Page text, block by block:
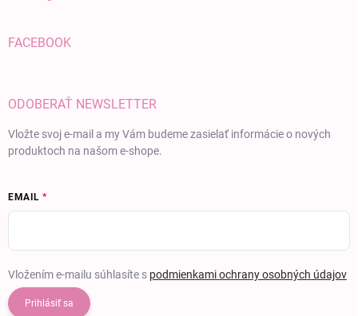
FACEBOOK
ODOBERAŤ NEWSLETTER
Vložte svoj e-mail a my Vám budeme zasielať informácie o nových
produktoch na našom e-shope.
EMAIL
Vložením e-mailu súhlasíte s podmienkami ochrany osobných údajov
Prihlásiť sa